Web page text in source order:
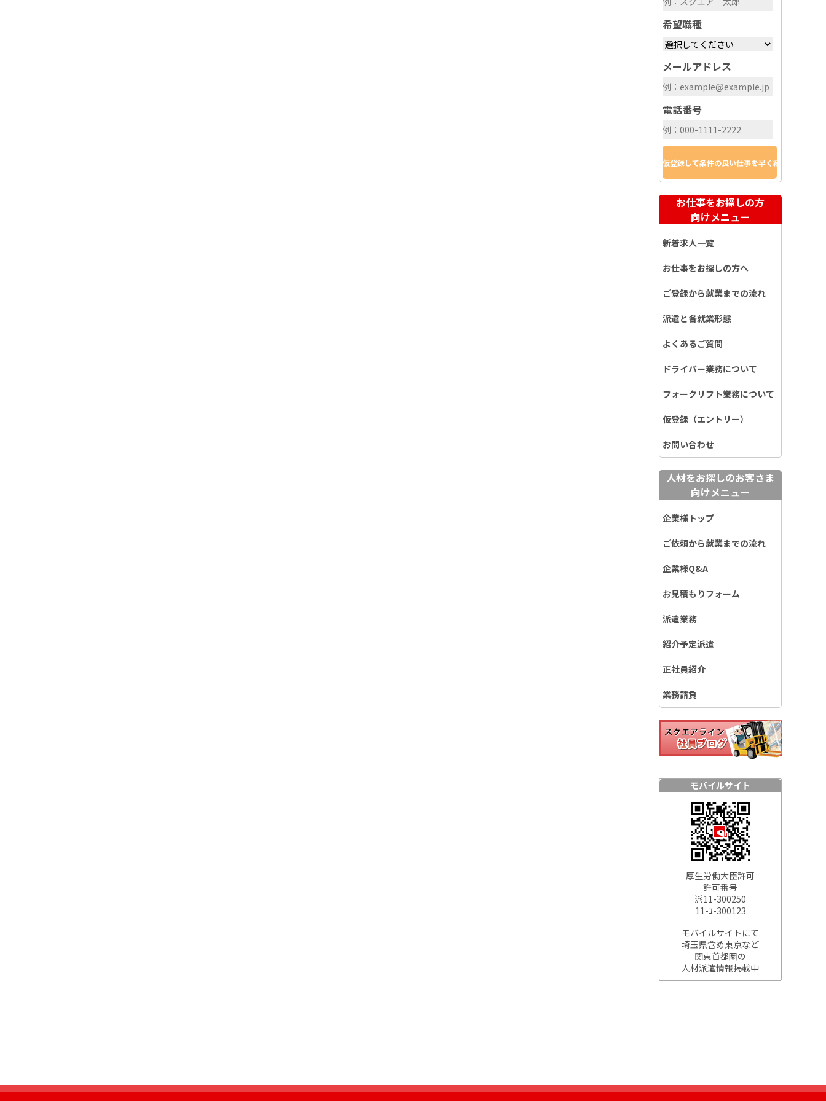
希望職種
メールアドレス
電話番号
お仕事をお探しの方
向けメニュー
新着求人一覧
お仕事をお探しの方へ
ご登録から就業までの流れ
派遣と各就業形態
よくあるご質問
ドライバー業務について
フォークリフト業務について
仮登録（エントリー）
お問い合わせ
人材をお探しのお客さま
向けメニュー
企業様トップ
ご依頼から就業までの流れ
企業様Q&A
お見積もりフォーム
派遣業務
紹介予定派遣
正社員紹介
業務請負
モバイルサイト
厚生労働大臣許可
許可番号
派11-300250
11-ﾕ-300123
モバイルサイトにて
埼玉県含め東京など
関東首都圏の
人材派遣情報掲載中